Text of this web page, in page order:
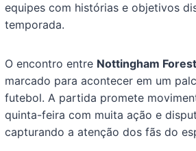
equipes com histórias e objetivos
temporada.
O encontro entre Nottingham Forest
marcado para acontecer em um
futebol. A partida promete
quinta-feira com muita ação e
capturando a atenção dos fãs do